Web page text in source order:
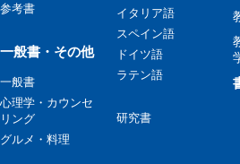
参考書
一般書・その他
一般書
心理学・カウンセ
リング
グルメ・料理
イタリア語
スペイン語
ドイツ語
ラテン語
研究書